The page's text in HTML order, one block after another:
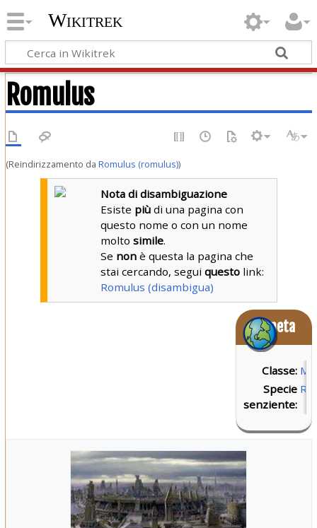
Wikitrek
Romulus
(Reindirizzamento da Romulus (romulus))
Nota di disambiguazione
Esiste più di una pagina con
questo nome o con un nome
moltosimile.
Se non è questa la pagina che
stai cercando, seguiquesto link:
Romulus (disambigua)
Pianeta
Classe: M
Specie
senziente: